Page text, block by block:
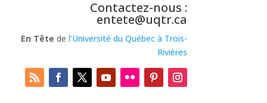
Contactez-nous :
entete@uqtr.ca
En Tête de l’Université du Québec à Trois-
Rivières